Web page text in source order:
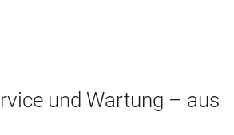
und Wartung – aus